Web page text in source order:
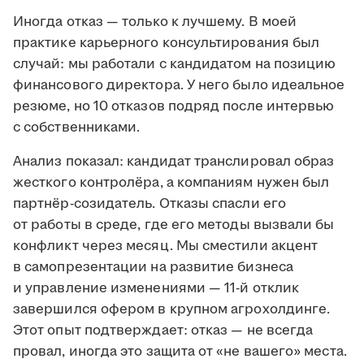
Иногда отказ — только к лучшему. В моей
практике карьерного консультирования был
случай: мы работали с кандидатом на позицию
финансового директора. У него было идеальное
резюме, но 10 отказов подряд после интервью
с собственниками.
Анализ показал: кандидат транслировал образ
жесткого контролёра, а компаниям нужен был
партнёр-созидатель. Отказы спасли его
от работы в среде, где его методы вызвали бы
конфликт через месяц. Мы сместили акцент
в самопрезентации на развитие бизнеса
и управление изменениями — 11-й отклик
завершился офером в крупном агрохолдинге.
Этот опыт подтверждает: отказ — не всегда
провал, иногда это защита от «не вашего» места.